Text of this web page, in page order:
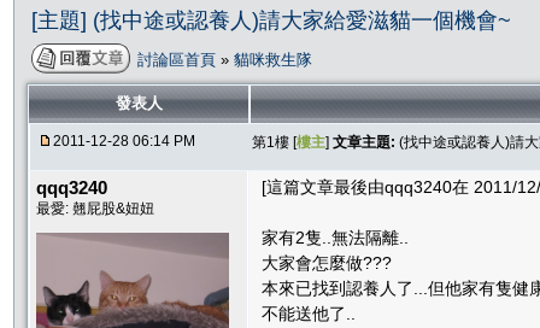
[主題] (找中途或認養人)請大家給愛滋貓一個機會~
討論區首頁 » 貓咪救生隊
發表人
2011-12-28 06:14 PM 第1樓 [樓主] 文章主題: (找中途或認養人)請
qqq3240
最愛: 翹屁股&妞妞
[這篇文章最後由qqq3240在 2011/
家有2隻..無法隔離..
大家會怎麼做???
本來已找到認養人了...但他家有隻健
不能送他了..